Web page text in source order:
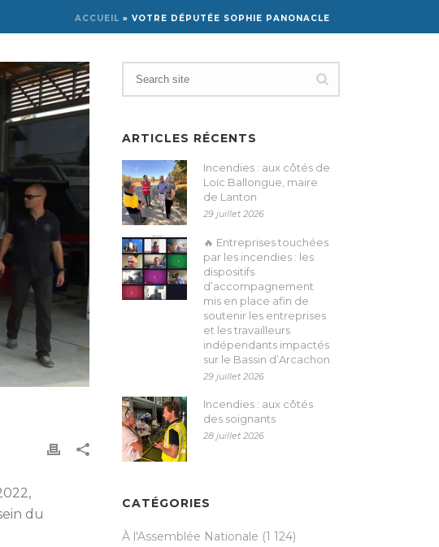
ACCUEIL » VOTRE DÉPUTÉE SOPHIE PANONACLE
du
ARTICLES RÉCENTS
Incendies : aux côtés de
Loïc Ballongue, maire
de Lanton
29 juillet 2026
🔥 Entreprises touchées
par les incendies : les
dispositifs
d’accompagnement
mis en place afin de
soutenir les entreprises
et les travailleurs
indépendants impactés
sur le Bassin d’Arcachon
29 juillet 2026
Incendies : aux côtés
des soignants
28 juillet 2026
CATÉGORIES
À l'Assemblée Nationale (1 124)